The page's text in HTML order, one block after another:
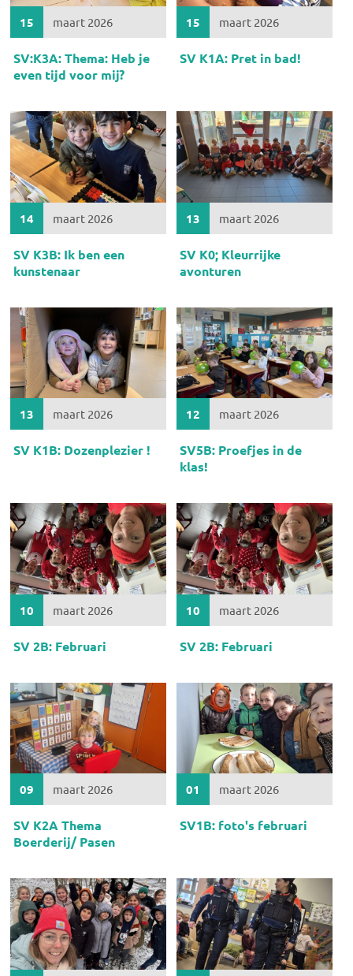
15 maart 2026
SV:K3A: Thema: Heb je
even tijd voor mij?
15 maart 2026
SV K1A: Pret in bad!
14 maart 2026
SV K3B: Ik ben een
kunstenaar
13 maart 2026
SV K0; Kleurrijke
avonturen
13 maart 2026
SV K1B: Dozenplezier !
12 maart 2026
SV5B: Proefjes in de
klas!
10 maart 2026
SV 2B: Februari
10 maart 2026
SV 2B: Februari
09 maart 2026
SV K2A Thema
Boerderij/ Pasen
01 maart 2026
SV1B: foto's februari